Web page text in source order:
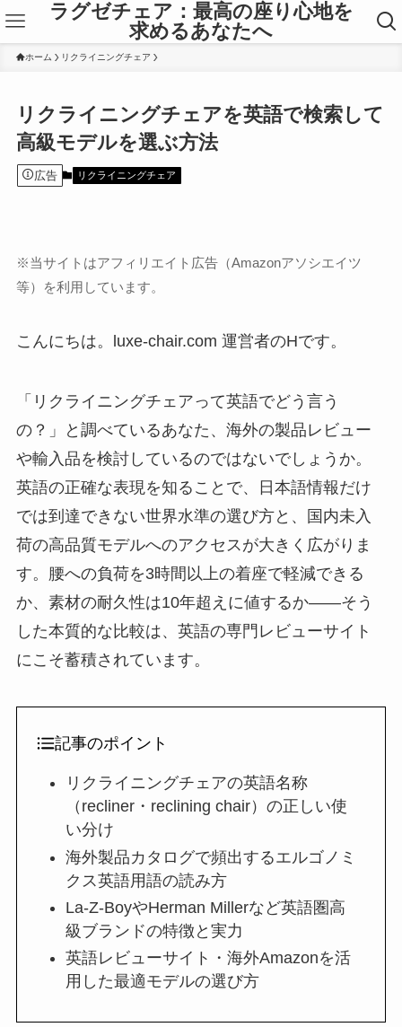
ラグゼチェア：最高の座り心地を
求めるあなたへ
ホーム リクライニングチェア
リクライニングチェアを英語で検索して
高級モデルを選ぶ方法
広告 リクライニングチェア
※当サイトはアフィリエイト広告（Amazonアソシエイツ
等）を利用しています。
こんにちは。luxe-chair.com 運営者のHです。
「リクライニングチェアって英語でどう言う
の？」と調べているあなた、海外の製品レビュー
や輸入品を検討しているのではないでしょうか。
英語の正確な表現を知ることで、日本語情報だけ
では到達できない世界水準の選び方と、国内未入
荷の高品質モデルへのアクセスが大きく広がりま
す。腰への負荷を3時間以上の着座で軽減できる
か、素材の耐久性は10年超えに値するか——そう
した本質的な比較は、英語の専門レビューサイト
にこそ蓄積されています。
記事のポイント
リクライニングチェアの英語名称
（recliner・reclining chair）の正しい使
い分け
海外製品カタログで頻出するエルゴノミ
クス英語用語の読み方
La-Z-BoyやHerman Millerなど英語圏高
級ブランドの特徴と実力
英語レビューサイト・海外Amazonを活
用した最適モデルの選び方